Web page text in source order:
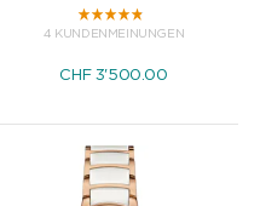
4 KUNDENMEINUNGEN
CHF 3'500.00